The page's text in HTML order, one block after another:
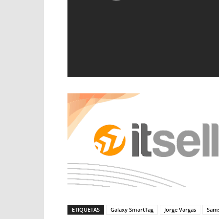
ETIQUETAS Galaxy SmartTag Jorge Vargas